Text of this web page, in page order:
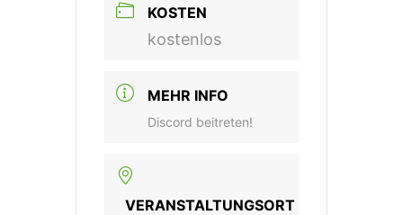
KOSTEN
kostenlos
MEHR INFO
Discord beitreten!
VERANSTALTUNGSORT